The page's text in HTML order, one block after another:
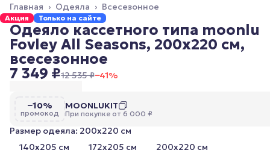
Всесезонное
Одеяла ›
Главная ›
Акция Только на сайте
Одеяло кассетного типа moonlu
Fovley All Seasons, 200x220 см,
всесезонное
7 349 ₽12 535 ₽−41%
−10%
промокод
MOONLUKIT
При покупке от 6 000 ₽
Размер одеяла: 200х220 см
140х205 см
172х205 см 200х220 см